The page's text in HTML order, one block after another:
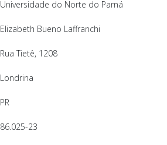
Universidade do Norte do Parná
Elizabeth Bueno Laffranchi
Rua Tietê, 1208
Londrina
PR
86.025-23